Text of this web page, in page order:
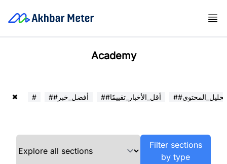
Academy
# ##أفضل_خبر ##أقل_الأخبار_تقييمًا ##تحليل_المحتوى
Filter sections
by type